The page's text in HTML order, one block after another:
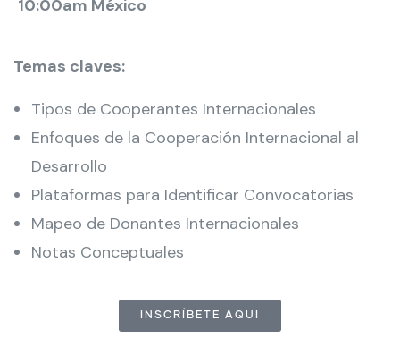
10:00am México
Temas claves:
Tipos de Cooperantes Internacionales
Enfoques de la Cooperación Internacional al
Desarrollo
Plataformas para Identificar Convocatorias
Mapeo de Donantes Internacionales
Notas Conceptuales
INSCRÍBETE AQUI